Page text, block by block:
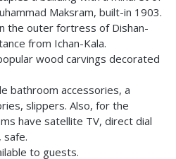
Maksram, built-in 1903.
the outer fortress of Dishan-
from Ichan-Kala.
wood carvings decorated
bathroom accessories, a
slippers. Also, for the
have satellite TV, direct dial
safe.
to guests.